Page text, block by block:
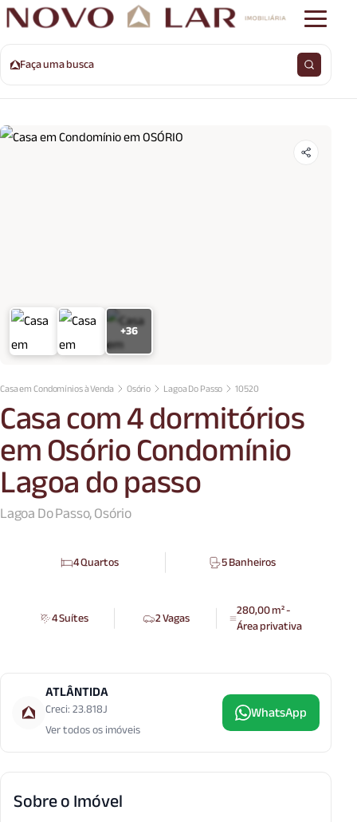
Faça uma busca
+36
Casa em Condomínios à Venda Osório Lagoa Do Passo 10520
Casa com 4 dormitórios
em Osório Condomínio
Lagoa do passo
Lagoa Do Passo, Osório
4 Quartos 5 Banheiros
4 Suítes 2 Vagas 280,00 m² -
Área privativa
ATLÂNTIDA
Creci: 23.818J
Ver todos os imóveis
WhatsApp
Sobre o Imóvel